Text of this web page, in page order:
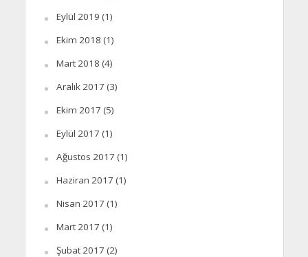
Eylül 2019 (1)
Ekim 2018 (1)
Mart 2018 (4)
Aralık 2017 (3)
Ekim 2017 (5)
Eylül 2017 (1)
Ağustos 2017 (1)
Haziran 2017 (1)
Nisan 2017 (1)
Mart 2017 (1)
Şubat 2017 (2)